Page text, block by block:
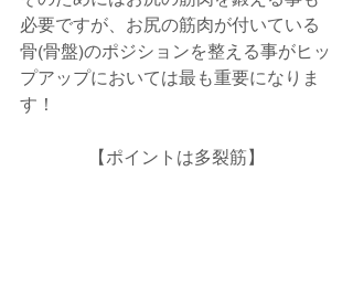
必要ですが、お尻の筋肉が付いている
骨(骨盤)のポジションを整える事がヒッ
プアップにおいては最も重要になりま
す！
【ポイントは多裂筋】